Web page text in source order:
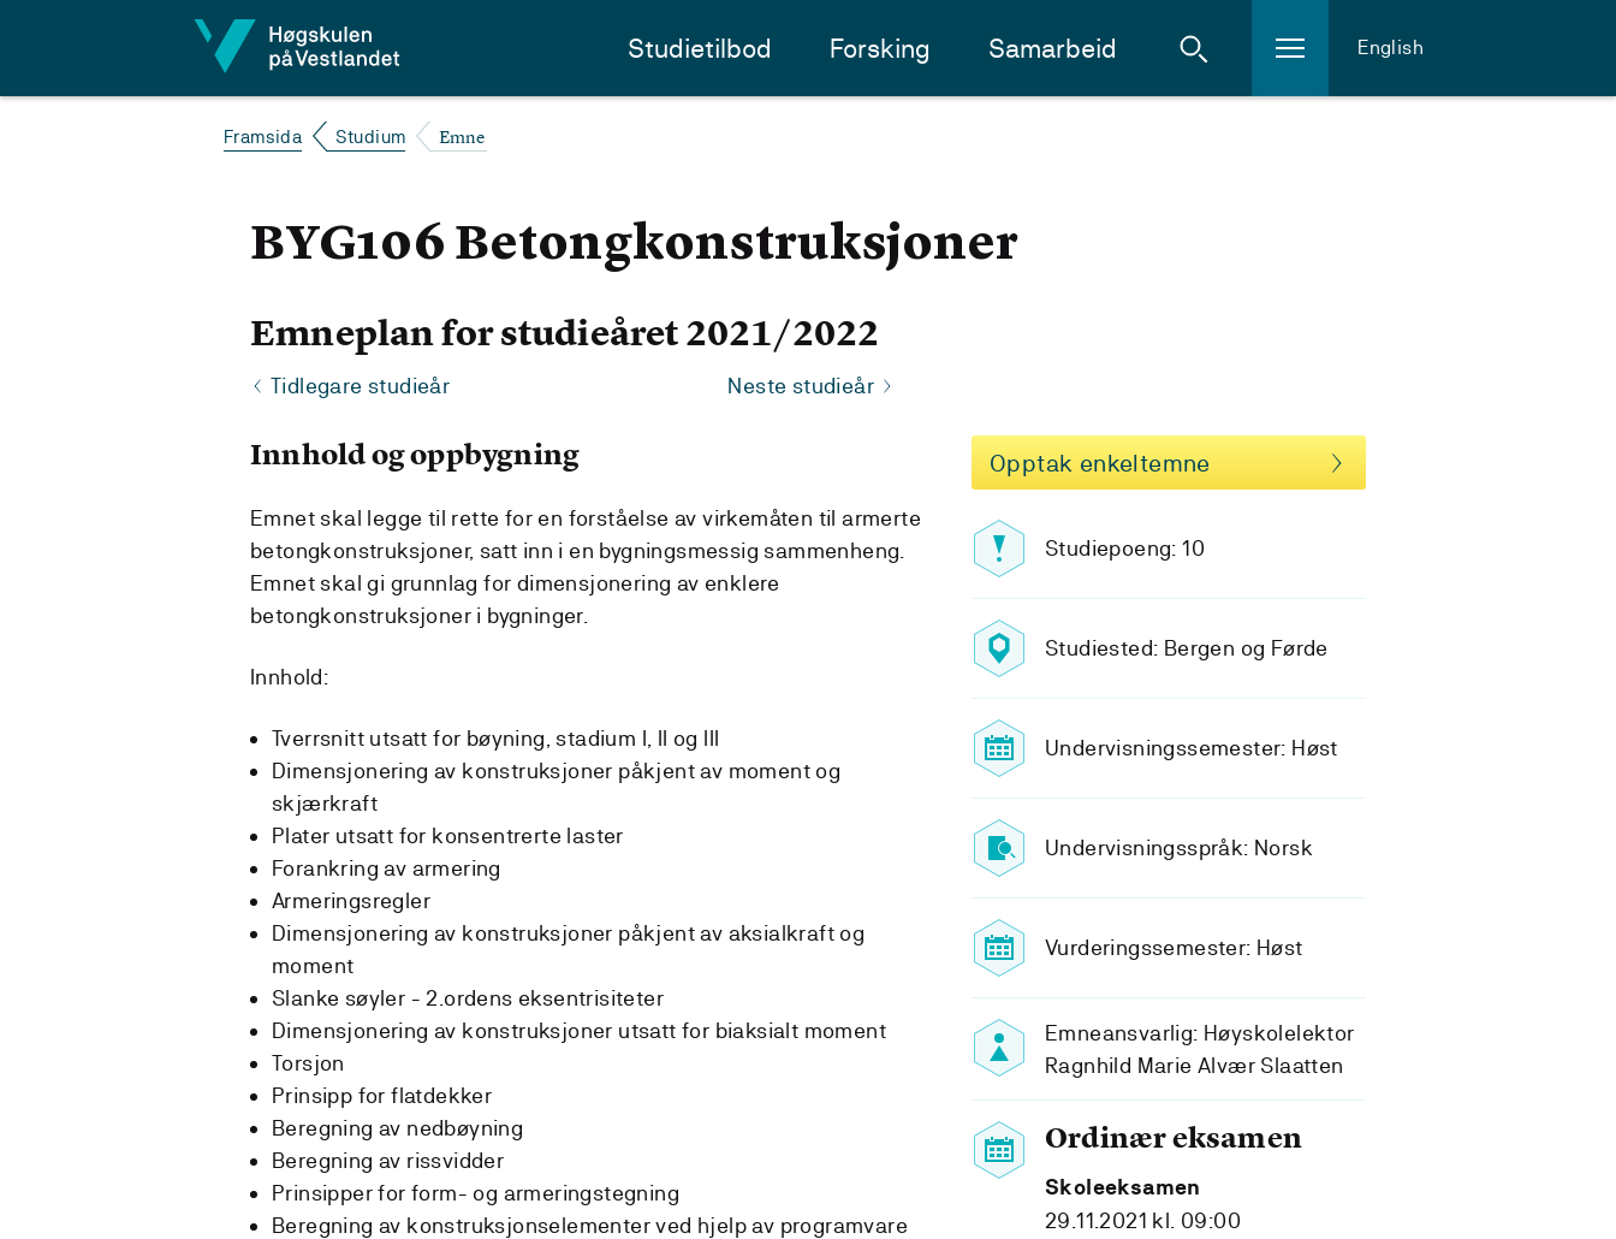
Studietilbod Forsking Samarbeid English
Framsida Studium Emne
BYG106 Betongkonstruksjoner
Emneplan for studieåret 2021/2022
Tidlegare studieår Neste studieår
Opptak enkeltemne
Studiepoeng: 10
Studiested: Bergen og Førde
Undervisningssemester: Høst
Undervisningsspråk: Norsk
Vurderingssemester: Høst
Emneansvarlig: Høyskolelektor
Ragnhild Marie Alvær Slaatten
Ordinær eksamen
Skoleeksamen
29.11.2021 kl. 09:00
Innhold og oppbygning
Emnet skal legge til rette for en forståelse av virkemåten til armerte
betongkonstruksjoner, satt inn i en bygningsmessig sammenheng.
Emnet skal gi grunnlag for dimensjonering av enklere
betongkonstruksjoner i bygninger.
Innhold:
Tverrsnitt utsatt for bøyning, stadium I, II og III
Dimensjonering av konstruksjoner påkjent av moment og
skjærkraft
Plater utsatt for konsentrerte laster
Forankring av armering
Armeringsregler
Dimensjonering av konstruksjoner påkjent av aksialkraft og
moment
Slanke søyler - 2.ordens eksentrisiteter
Dimensjonering av konstruksjoner utsatt for biaksialt moment
Torsjon
Prinsipp for flatdekker
Beregning av nedbøyning
Beregning av rissvidder
Prinsipper for form- og armeringstegning
Beregning av konstruksjonselementer ved hjelp av programvare